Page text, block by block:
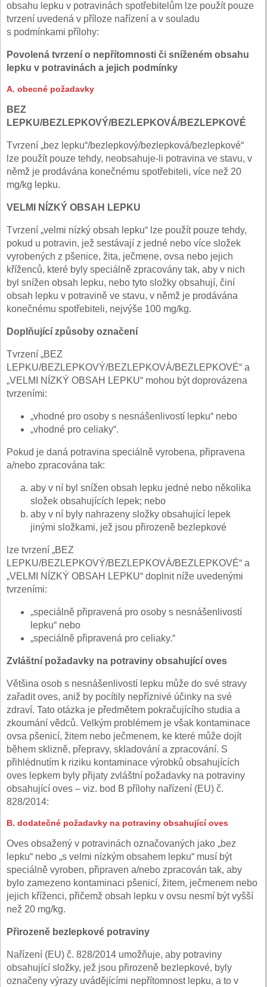
obsahu lepku v potravinách spotřebitelům lze použít pouze
tvrzení uvedená v příloze nařízení a v souladu
s podmínkami přílohy:
Povolená tvrzení o nepřítomnosti či sníženém obsahu
lepku v potravinách a jejich podmínky
A. obecné požadavky
BEZ
LEPKU/BEZLEPKOVÝ/BEZLEPKOVÁ/BEZLEPKOVÉ
Tvrzení „bez lepku“/bezlepkový/bezlepková/bezlepkové“
lze použít pouze tehdy, neobsahuje-li potravina ve stavu, v
němž je prodávána konečnému spotřebiteli, více než 20
mg/kg lepku.
VELMI NÍZKÝ OBSAH LEPKU
Tvrzení „velmi nízký obsah lepku“ lze použít pouze tehdy,
pokud u potravin, jež sestávají z jedné nebo více složek
vyrobených z pšenice, žita, ječmene, ovsa nebo jejich
kříženců, které byly speciálně zpracovány tak, aby v nich
byl snížen obsah lepku, nebo tyto složky obsahují, činí
obsah lepku v potravině ve stavu, v němž je prodávána
konečnému spotřebiteli, nejvýše 100 mg/kg.
Doplňující způsoby označení
Tvrzení „BEZ
LEPKU/BEZLEPKOVÝ/BEZLEPKOVÁ/BEZLEPKOVÉ“ a
„VELMI NÍZKÝ OBSAH LEPKU“ mohou být doprovázena
tvrzeními:
„vhodné pro osoby s nesnášenlivostí lepku“ nebo
„vhodné pro celiaky“.
Pokud je daná potravina speciálně vyrobena, připravena
a/nebo zpracována tak:
aby v ní byl snížen obsah lepku jedné nebo několika
složek obsahujících lepek; nebo
aby v ní byly nahrazeny složky obsahující lepek
jinými složkami, jež jsou přirozeně bezlepkové
lze tvrzení „BEZ
LEPKU/BEZLEPKOVÝ/BEZLEPKOVÁ/BEZLEPKOVÉ“ a
„VELMI NÍZKÝ OBSAH LEPKU“ doplnit níže uvedenými
tvrzeními:
„speciálně připravená pro osoby s nesnášenlivostí
lepku“ nebo
„speciálně připravená pro celiaky.“
Zvláštní požadavky na potraviny obsahující oves
Většina osob s nesnášenlivostí lepku může do své stravy
zařadit oves, aniž by pocítily nepříznivé účinky na své
zdraví. Tato otázka je předmětem pokračujícího studia a
zkoumání vědců. Velkým problémem je však kontaminace
ovsa pšenicí, žitem nebo ječmenem, ke které může dojít
během sklizně, přepravy, skladování a zpracování. S
přihlédnutím k riziku kontaminace výrobků obsahujících
oves lepkem byly přijaty zvláštní požadavky na potraviny
obsahující oves – viz. bod B přílohy nařízení (EU) č.
828/2014:
B. dodatečné požadavky na potraviny obsahující oves
Oves obsažený v potravinách označovaných jako „bez
lepku“ nebo „s velmi nízkým obsahem lepku“ musí být
speciálně vyroben, připraven a/nebo zpracován tak, aby
bylo zamezeno kontaminaci pšenicí, žitem, ječmenem nebo
jejich kříženci, přičemž obsah lepku v ovsu nesmí být vyšší
než 20 mg/kg.
Přirozeně bezlepkové potraviny
Nařízení (EU) č. 828/2014 umožňuje, aby potraviny
obsahující složky, jež jsou přirozeně bezlepkové, byly
označeny výrazy uvádějícími nepřítomnost lepku, a to v